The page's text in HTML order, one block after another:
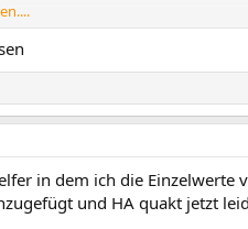
in dem neuen Fenster ein
in dem ich die Einzelwerte
und HA quakt jetzt